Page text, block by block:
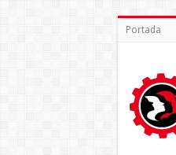
Portada